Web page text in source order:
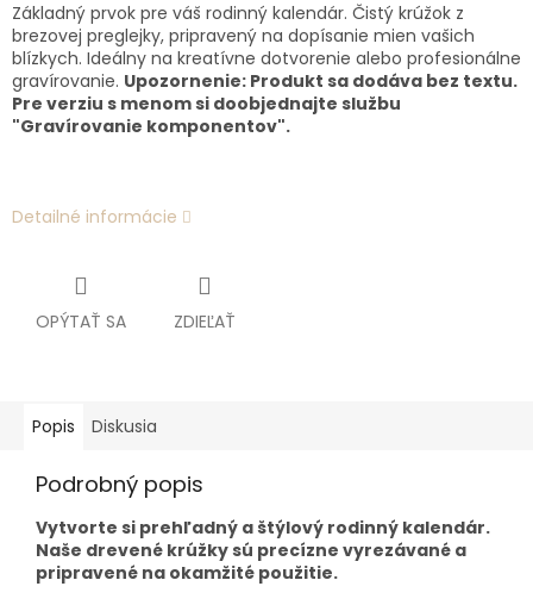
Základný prvok pre váš rodinný kalendár. Čistý krúžok z
brezovej preglejky, pripravený na dopísanie mien vašich
blízkych. Ideálny na kreatívne dotvorenie alebo profesionálne
gravírovanie. Upozornenie: Produkt sa dodáva bez textu.
Pre verziu s menom si doobjednajte službu
"Gravírovanie komponentov".
Detailné informácie
OPÝTAŤ SA ZDIEĽAŤ
Popis Diskusia
Podrobný popis
Vytvorte si prehľadný a štýlový rodinný kalendár.
Naše drevené krúžky sú precízne vyrezávané a
pripravené na okamžité použitie.